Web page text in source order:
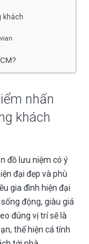
khách
nhấn
khách
đồ lưu niệm có ý
đại đẹp và phù
gia đình hiện đại
động, giàu giá
đúng vị trí sẽ là
thể hiện cá tính